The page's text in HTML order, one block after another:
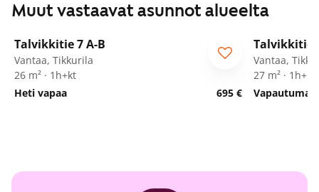
Muut vastaavat asunnot alueelta
Talvikkitie 7 A-B
Vantaa, Tikkurila
26 m² · 1h+kt
Heti vapaa
695 €
Talvikkitie
Vantaa,
27 m² · 1h+kt